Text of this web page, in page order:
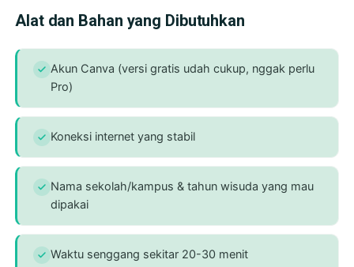
Alat dan Bahan yang Dibutuhkan
Akun Canva (versi gratis udah cukup, nggak perlu
Pro)
Koneksi internet yang stabil
Nama sekolah/kampus & tahun wisuda yang mau
dipakai
Waktu senggang sekitar 20-30 menit